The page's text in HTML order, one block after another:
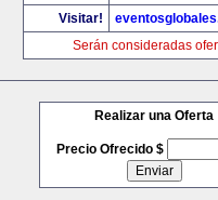
Visitar!
Serán consideradas
Realizar una Oferta
Precio Ofrecido $